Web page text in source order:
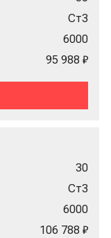
Ст3
6000
95 988 ₽
30
Ст3
6000
106 788 ₽